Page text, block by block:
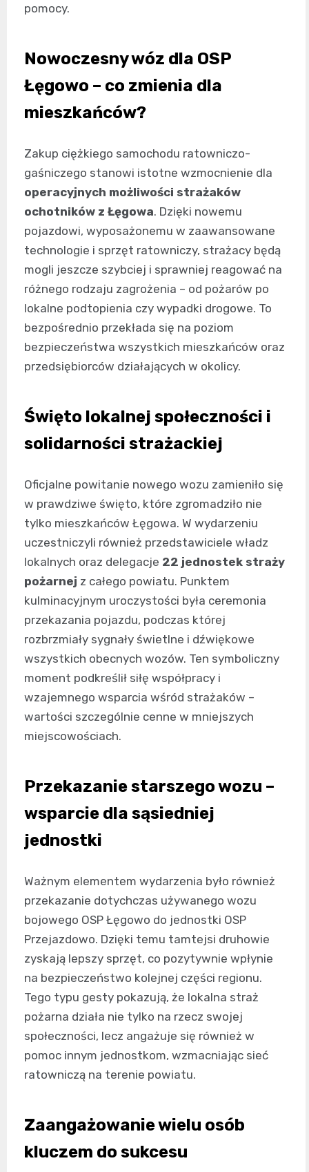
pomocy.
Nowoczesny wóz dla OSP
Łęgowo – co zmienia dla
mieszkańców?
Zakup ciężkiego samochodu ratowniczo-
gaśniczego stanowi istotne wzmocnienie dla
operacyjnych możliwości strażaków
ochotników z Łęgowa. Dzięki nowemu
pojazdowi, wyposażonemu w zaawansowane
technologie i sprzęt ratowniczy, strażacy będą
mogli jeszcze szybciej i sprawniej reagować na
różnego rodzaju zagrożenia – od pożarów po
lokalne podtopienia czy wypadki drogowe. To
bezpośrednio przekłada się na poziom
bezpieczeństwa wszystkich mieszkańców oraz
przedsiębiorców działających w okolicy.
Święto lokalnej społeczności i
solidarności strażackiej
Oficjalne powitanie nowego wozu zamieniło się
w prawdziwe święto, które zgromadziło nie
tylko mieszkańców Łęgowa. W wydarzeniu
uczestniczyli również przedstawiciele władz
lokalnych oraz delegacje 22 jednostek straży
pożarnej z całego powiatu. Punktem
kulminacyjnym uroczystości była ceremonia
przekazania pojazdu, podczas której
rozbrzmiały sygnały świetlne i dźwiękowe
wszystkich obecnych wozów. Ten symboliczny
moment podkreślił siłę współpracy i
wzajemnego wsparcia wśród strażaków –
wartości szczególnie cenne w mniejszych
miejscowościach.
Przekazanie starszego wozu –
wsparcie dla sąsiedniej
jednostki
Ważnym elementem wydarzenia było również
przekazanie dotychczas używanego wozu
bojowego OSP Łęgowo do jednostki OSP
Przejazdowo. Dzięki temu tamtejsi druhowie
zyskają lepszy sprzęt, co pozytywnie wpłynie
na bezpieczeństwo kolejnej części regionu.
Tego typu gesty pokazują, że lokalna straż
pożarna działa nie tylko na rzecz swojej
społeczności, lecz angażuje się również w
pomoc innym jednostkom, wzmacniając sieć
ratowniczą na terenie powiatu.
Zaangażowanie wielu osób
kluczem do sukcesu